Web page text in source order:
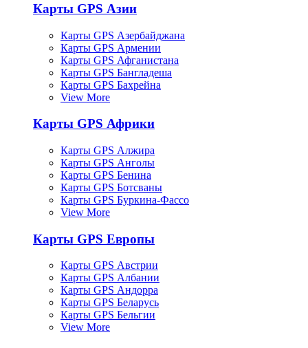
Карты GPS Азии
Карты GPS Азербайджана
Карты GPS Армении
Карты GPS Афганистана
Карты GPS Бангладеша
Карты GPS Бахрейна
View More
Карты GPS Африки
Карты GPS Алжира
Карты GPS Анголы
Карты GPS Бенина
Карты GPS Ботсваны
Карты GPS Буркина-Фассо
View More
Карты GPS Европы
Карты GPS Австрии
Карты GPS Албании
Карты GPS Андорра
Карты GPS Беларусь
Карты GPS Бельгии
View More